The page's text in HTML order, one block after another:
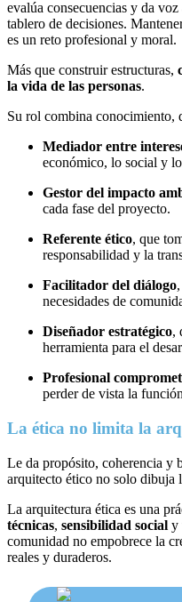
evalúa consecuencias y da
tablero de decisiones.
es un reto profesional y moral.
Más que construir estructuras,
la vida de las personas.
Su rol combina conocimiento,
Mediador entre
económico, lo social y
Gestor del impacto
cada fase del proyecto.
Referente ético, que
responsabilidad y la
Facilitador del diálogo
necesidades de
Diseñador estratégico,
herramienta para el
Profesional
perder de vista la
La ética no limita la
Le da propósito, coherencia y
arquitecto ético no solo dibuja
La arquitectura ética es una
técnicas, sensibilidad social y
comunidad no empobrece la
reales y duraderos.